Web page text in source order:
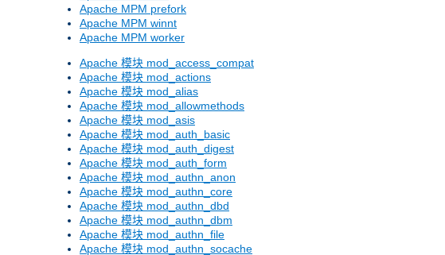
Apache MPM prefork
Apache MPM winnt
Apache MPM worker
Apache 模块 mod_access_compat
Apache 模块 mod_actions
Apache 模块 mod_alias
Apache 模块 mod_allowmethods
Apache 模块 mod_asis
Apache 模块 mod_auth_basic
Apache 模块 mod_auth_digest
Apache 模块 mod_auth_form
Apache 模块 mod_authn_anon
Apache 模块 mod_authn_core
Apache 模块 mod_authn_dbd
Apache 模块 mod_authn_dbm
Apache 模块 mod_authn_file
Apache 模块 mod_authn_socache